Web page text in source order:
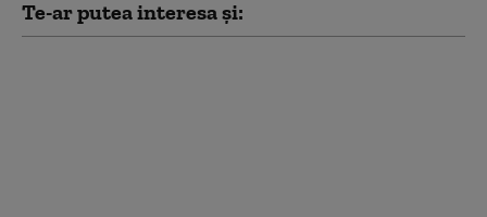
Te-ar putea interesa și: